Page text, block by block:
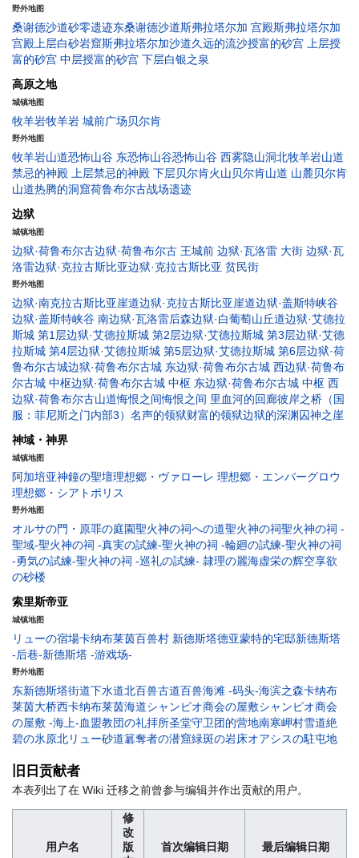
野外地图
桑谢德沙道砂零遗迹东桑谢德沙道斯弗拉塔尔加 宫殿斯弗拉塔尔加
宫殿上层白砂岩窟斯弗拉塔尔加沙道久远的流沙授富的砂宫 上层授
富的砂宫 中层授富的砂宫 下层白银之泉
高原之地
城镇地图
牧羊岩牧羊岩 城前广场贝尔肯
野外地图
牧羊岩山道恐怖山谷 东恐怖山谷恐怖山谷 西雾隐山洞北牧羊岩山道
禁忌的神殿 上层禁忌的神殿 下层贝尔肯火山贝尔肯山道 山麓贝尔肯
山道热腾的洞窟荷鲁布尔古战场遗迹
边狱
城镇地图
边狱·荷鲁布尔古边狱·荷鲁布尔古 王城前 边狱·瓦洛雷 大街 边狱·瓦
洛雷边狱·克拉古斯比亚边狱·克拉古斯比亚 贫民街
野外地图
边狱·南克拉古斯比亚崖道边狱·克拉古斯比亚崖道边狱·盖斯特峡谷
边狱·盖斯特峡谷 南边狱·瓦洛雷后森边狱·白葡萄山丘道边狱·艾德拉
斯城 第1层边狱·艾德拉斯城 第2层边狱·艾德拉斯城 第3层边狱·艾德
拉斯城 第4层边狱·艾德拉斯城 第5层边狱·艾德拉斯城 第6层边狱·荷
鲁布尔古城边狱·荷鲁布尔古城 东边狱·荷鲁布尔古城 西边狱·荷鲁布
尔古城 中枢边狱·荷鲁布尔古城 中枢 东边狱·荷鲁布尔古城 中枢 西
边狱·荷鲁布尔古山道悔恨之间悔恨之间 里 血河的回廊彼岸之桥（国
服：菲尼斯之门内部3） 名声的领狱财富的领狱边狱的深渊囚神之崖
神域・神界
城镇地图
阿加培亚神鐘の聖壇理想郷・ヴァローレ 理想郷・エンバーグロウ
理想郷・シアトポリス
野外地图
オルサの門・原罪の庭園聖火神の祠への道聖火神の祠聖火神の祠 -
聖域-聖火神の祠 -真実の試練-聖火神の祠 -輪廻の試練-聖火神の祠
-勇気の試練-聖火神の祠 -巡礼の試練- 隷理の麗海虚栄の辉空享欲
の砂楼
索里斯帝亚
城镇地图
リューの宿場卡纳布莱茵百兽村 新德斯塔德亚蒙特的宅邸新德斯塔
-后巷-新德斯塔 -游戏场-
野外地图
东新德斯塔街道下水道北百兽古道百兽海滩 -码头-海滨之森卡纳布
莱茵大桥西卡纳布莱茵海道シャンピオ商会の屋敷シャンピオ商会
の屋敷 -海上-血盟教団の礼拝所圣堂守卫团的营地南寒岬村雪道絶
碧の氷原北リュー砂道簒奪者の潜窟緑斑の岩床オアシスの駐屯地
旧日贡献者
本表列出了在 Wiki 迁移之前曾参与编辑并作出贡献的用户。
用户名
修
改
版
首次编辑日期 最后编辑日期